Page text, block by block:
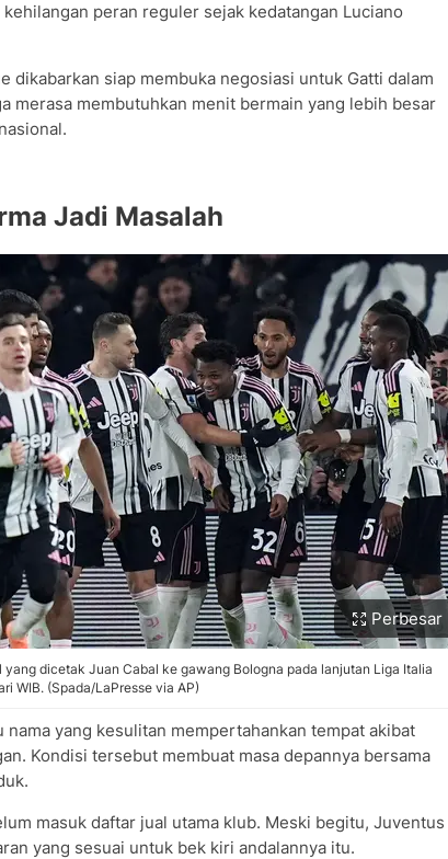
peran reguler sejak kedatangan Luciano
dikabarkan siap membuka negosiasi untuk Gatti dalam
merasa membutuhkan menit bermain yang lebih besar
Jadi Masalah
Perbesar
dicetak Juan Cabal ke gawang Bologna pada lanjutan Liga Italia
WIB. (Spada/LaPresse via AP)
nama yang kesulitan mempertahankan tempat akibat
Kondisi tersebut membuat masa depannya bersama
masuk daftar jual utama klub. Meski begitu, Juventus
yang sesuai untuk bek kiri andalannya itu.